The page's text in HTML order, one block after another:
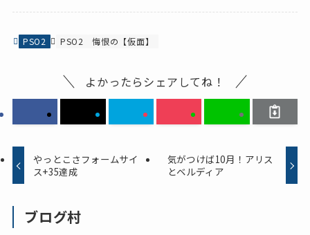
PSO2 PSO2 悔恨の【仮面】
よかったらシェアしてね！
やっとこさフォームサイ
ス+35達成
気がつけば10月！アリス
とベルディア
ブログ村